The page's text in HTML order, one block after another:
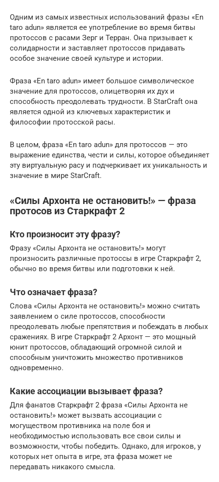
Одним из самых известных использований фразы «En
taro adun» является ее употребление во время битвы
протоссов с расами Зерг и Терран. Она призывает к
солидарности и заставляет протоссов придавать
особое значение своей культуре и истории.
Фраза «En taro adun» имеет большое символическое
значение для протоссов, олицетворяя их дух и
способность преодолевать трудности. В StarCraft она
является одной из ключевых характеристик и
философии протосской расы.
В целом, фраза «En taro adun» для протоссов — это
выражение единства, чести и силы, которое объединяет
эту виртуальную расу и подчеркивает их уникальность и
значение в мире StarCraft.
«Силы Архонта не остановить!» — фраза
протосов из Старкрафт 2
Кто произносит эту фразу?
Фразу «Силы Архонта не остановить!» могут
произносить различные протоссы в игре Старкрафт 2,
обычно во время битвы или подготовки к ней.
Что означает фраза?
Слова «Силы Архонта не остановить!» можно считать
заявлением о силе протоссов, способности
преодолевать любые препятствия и побеждать в любых
сражениях. В игре Старкрафт 2 Архонт — это мощный
юнит протоссов, обладающий огромной силой и
способным уничтожить множество противников
одновременно.
Какие ассоциации вызывает фраза?
Для фанатов Старкрафт 2 фраза «Силы Архонта не
остановить!» может вызвать ассоциации с
могуществом противника на поле боя и
необходимостью использовать все свои силы и
возможности, чтобы победить. Однако, для игроков, у
которых нет опыта в игре, эта фраза может не
передавать никакого смысла.